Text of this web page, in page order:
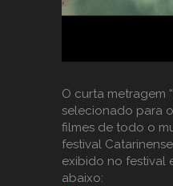
O curta metragem
selecionado para
filmes de todo o
festival
exibido no festival
abaixo: